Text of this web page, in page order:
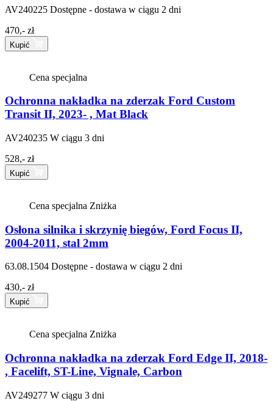
AV240225 Dostępne - dostawa w ciągu 2 dni
470,- zł
Kupić
Cena specjalna
Ochronna nakładka na zderzak Ford Custom
Transit II, 2023- , Mat Black
AV240235 W ciągu 3 dni
528,- zł
Kupić
Cena specjalna Zniżka
Osłona silnika i skrzynię biegów, Ford Focus II,
2004-2011, stal 2mm
63.08.1504 Dostępne - dostawa w ciągu 2 dni
430,- zł
Kupić
Cena specjalna Zniżka
Ochronna nakładka na zderzak Ford Edge II, 2018-
, Facelift, ST-Line, Vignale, Carbon
AV249277 W ciągu 3 dni